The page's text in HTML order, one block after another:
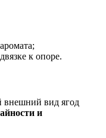
к опоре.
внешний вид ягод
и